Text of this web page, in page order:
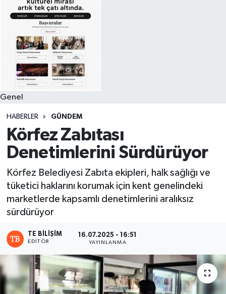
Genel
HABERLER GÜNDEM
Körfez Zabıtası
Denetimlerini Sürdürüyor
Körfez Belediyesi Zabıta ekipleri, halk sağlığı ve
tüketici haklarını korumak için kent genelindeki
marketlerde kapsamlı denetimlerini aralıksız
sürdürüyor
TE BILIŞIM
EDITÖR
16.07.2025 - 16:51
YAYINLANMA